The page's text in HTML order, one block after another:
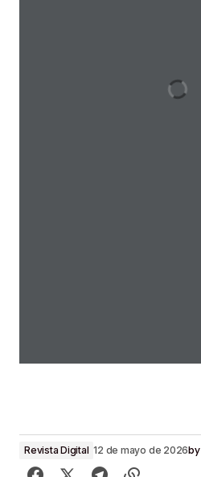
Revista Digital 12 de mayo de 2026by